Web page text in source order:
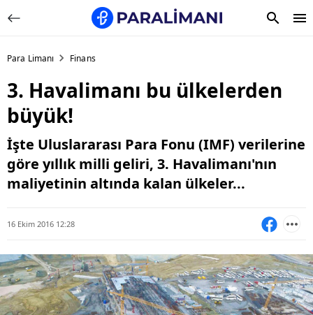
Para Limanı Finans
3. Havalimanı bu ülkelerden
büyük!
İşte Uluslararası Para Fonu (IMF) verilerine
göre yıllık milli geliri, 3. Havalimanı'nın
maliyetinin altında kalan ülkeler...
16 Ekim 2016 12:28